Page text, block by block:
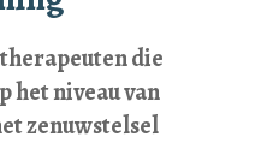
die
het niveau van
zenuwstelsel